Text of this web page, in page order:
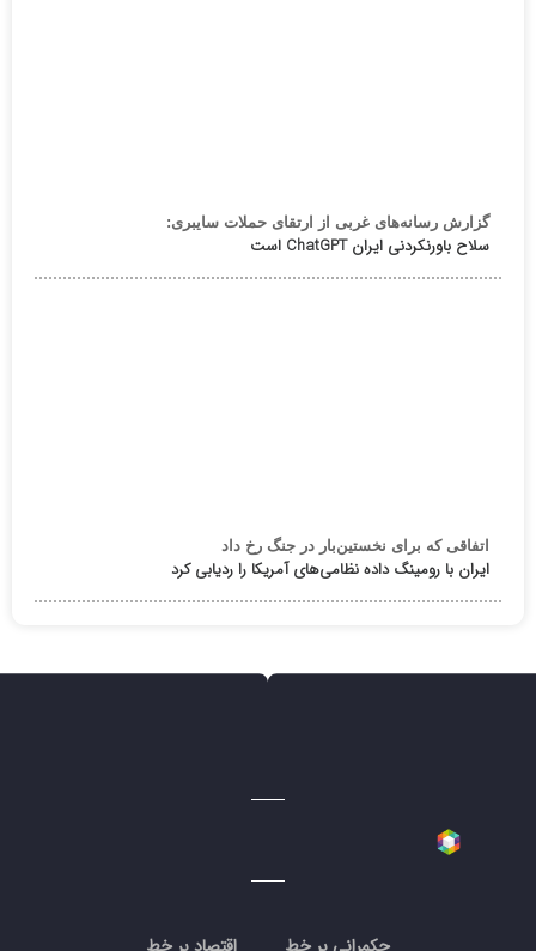
گزارش رسانه‌های غربی از ارتقای حملات سایبری:
سلاح باورنکردنی ایران ChatGPT است
اتفاقی که برای نخستین‌بار در جنگ رخ داد
ایران با رومینگ داده نظامی‌های آمریکا را ردیابی کرد